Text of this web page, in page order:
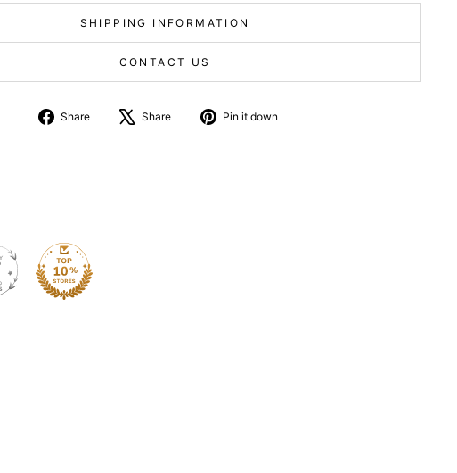
SHIPPING INFORMATION
CONTACT US
Share
Share
Share
Tweet
about
Pin it down